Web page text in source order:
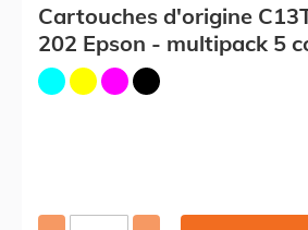
Cartouches d'origine
202 Epson - multipack 5
cyan, magenta, jaune